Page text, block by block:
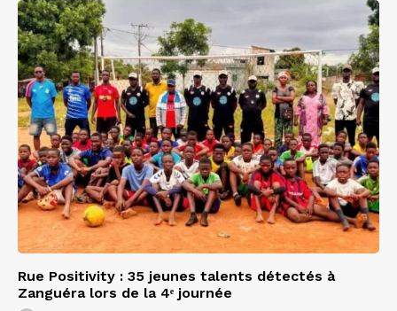
Rue Positivity : 35 jeunes talents détectés à
Zanguéra lors de la 4ᵉ journée